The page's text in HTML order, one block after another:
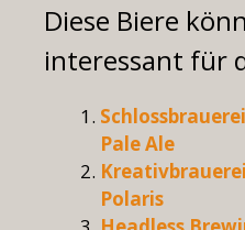
Diese Biere
interessant für
Pale Ale
Polaris